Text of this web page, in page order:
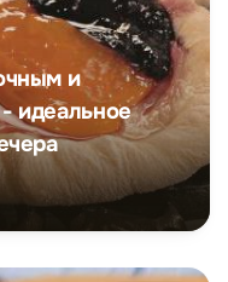
и
идеальное